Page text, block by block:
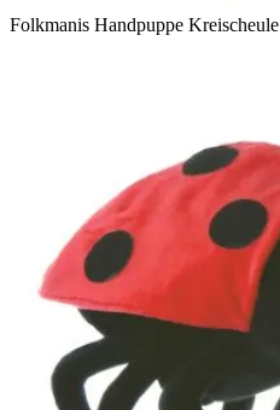
Folkmanis Handpuppe Kreischeule